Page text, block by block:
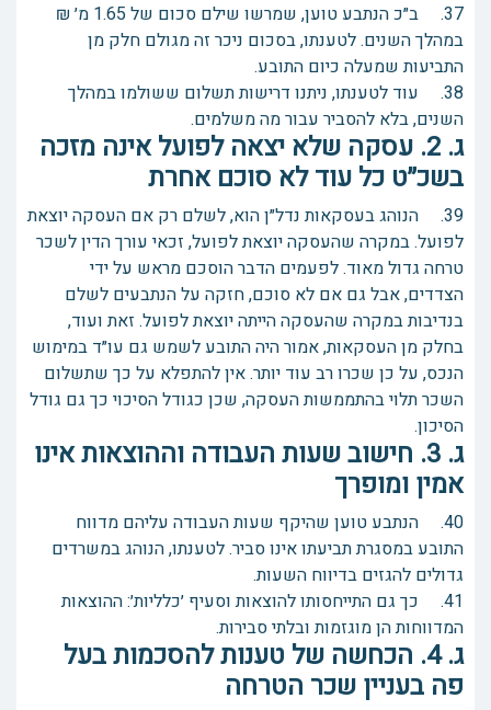
37. ב״כ הנתבע טוען, שמרשו שילם סכום של 1.65 מ׳ ₪
במהלך השנים. לטענתו, בסכום ניכר זה מגולם חלק מן
התביעות שמעלה כיום התובע.
38. עוד לטענתו, ניתנו דרישות תשלום ששולמו במהלך
השנים, בלא להסביר עבור מה משלמים.
ג. 2. עסקה שלא יצאה לפועל אינה מזכה
בשכ״ט כל עוד לא סוכם אחרת
39. הנוהג בעסקאות נדל״ן הוא, לשלם רק אם העסקה יוצאת
לפועל. במקרה שהעסקה יוצאת לפועל, זכאי עורך הדין לשכר
טרחה גדול מאוד. לפעמים הדבר הוסכם מראש על ידי
הצדדים, אבל גם אם לא סוכם, חזקה על הנתבעים לשלם
בנדיבות במקרה שהעסקה הייתה יוצאת לפועל. זאת ועוד,
בחלק מן העסקאות, אמור היה התובע לשמש גם עו״ד במימוש
הנכס, על כן שכרו רב עוד יותר. אין להתפלא על כך שתשלום
השכר תלוי בהתממשות העסקה, שכן כגודל הסיכוי כך גם גודל
הסיכון.
ג. 3. חישוב שעות העבודה וההוצאות אינו
אמין ומופרך
40. הנתבע טוען שהיקף שעות העבודה עליהם מדווח
התובע במסגרת תביעתו אינו סביר. לטענתו, הנוהג במשרדים
גדולים להגזים בדיווח השעות.
41. כך גם התייחסותו להוצאות וסעיף ׳כלליות׳: ההוצאות
המדווחות הן מוגזמות ובלתי סבירות.
ג. 4. הכחשה של טענות להסכמות בעל
פה בעניין שכר הטרחה